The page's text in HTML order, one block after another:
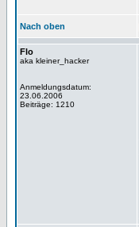
Nach oben
Flo
aka kleiner_hacker
Anmeldungsdatum:
23.06.2006
Beiträge: 1210